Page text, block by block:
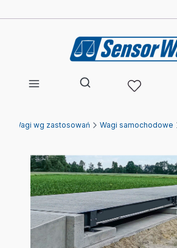
Otwórz wyszukiwarkę
Wagi wg zastosowań Wagi samochodowe